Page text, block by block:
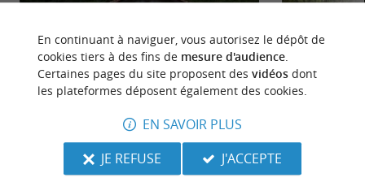
L'écomusée de Marquèze
Familiale
trou de
En continuant à naviguer, vous autorisez le dépôt de
cookies tiers à des fins de mesure d'audience.
Certaines pages du site proposent des vidéosdont
les plateformes déposent également des cookies.
EN SAVOIR PLUS
JE REFUSE
J'ACCEPTE